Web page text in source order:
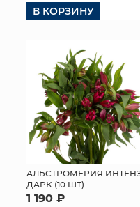
В КОРЗИНУ
АЛЬСТРОМЕРИЯ
ДАРК (10 ШТ)
1 190 ₽